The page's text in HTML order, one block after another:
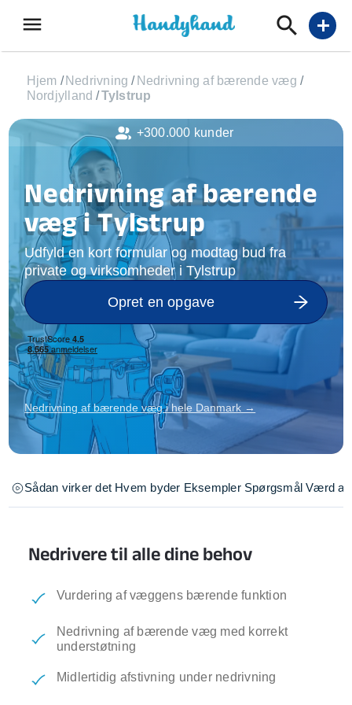
menu add
Hjem / Nedrivning / Nedrivning af bærende væg /
Nordjylland /Tylstrup
Nedrivning af bærende
væg i Tylstrup
Udfyld en kort formular og modtag bud fra
private og virksomheder i Tylstrup
Opret en opgave
Nedrivning af bærende væg i hele Danmark →
Sådan virker det Hvem byder Eksempler Spørgsmål Værd at
Nedrivere til alle dine behov
Vurdering af væggens bærende funktion
Nedrivning af bærende væg med korrekt
understøtning
Midlertidig afstivning under nedrivning
+300.000 kunder